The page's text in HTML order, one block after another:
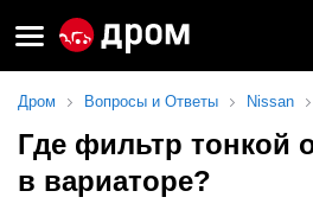
Дром Вопросы и Ответы Nissan
Где фильтр тонкой
в вариаторе?